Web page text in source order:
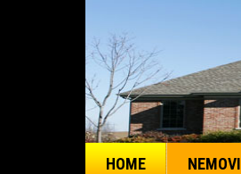
HOME